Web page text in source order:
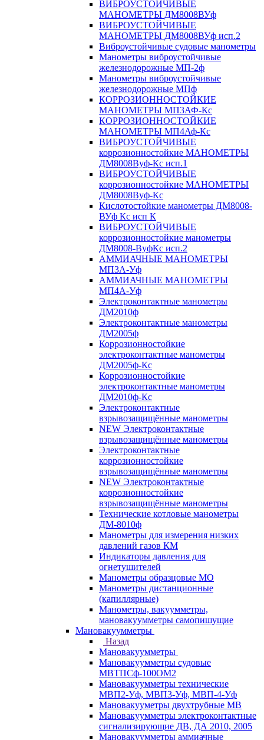
ВИБРОУСТОЙЧИВЫЕ
МАНОМЕТРЫ ДМ8008ВУф
ВИБРОУСТОЙЧИВЫЕ
МАНОМЕТРЫ ДМ8008ВУф исп.2
Виброустойчивые судовые манометры
Манометры виброустойчивые
железнодорожные МП-2ф
Манометры виброустойчивые
железнодорожные МПф
КОРРОЗИОННОСТОЙКИЕ
МАНОМЕТРЫ МП3АФ-Кс
КОРРОЗИОННОСТОЙКИЕ
МАНОМЕТРЫ МП4Аф-Кс
ВИБРОУСТОЙЧИВЫЕ
коррозионностойкие МАНОМЕТРЫ
ДМ8008Вуф-Кс исп.1
ВИБРОУСТОЙЧИВЫЕ
коррозионностойкие МАНОМЕТРЫ
ДМ8008Вуф-Кс
Кислотостойкие манометры ДМ8008-
ВУф Кс исп К
ВИБРОУСТОЙЧИВЫЕ
коррозионностойкие манометры
ДМ8008-ВуфКс исп.2
АММИАЧНЫЕ МАНОМЕТРЫ
МП3А-Уф
АММИАЧНЫЕ МАНОМЕТРЫ
МП4А-Уф
Электроконтактные манометры
ДМ2010ф
Электроконтактные манометры
ДМ2005ф
Коррозионностойкие
электроконтактные манометры
ДМ2005ф-Кс
Коррозионностойкие
электроконтактные манометры
ДМ2010ф-Кс
Электроконтактные
взрывозащищённые манометры
NEW Электроконтактные
взрывозащищённые манометры
Электроконтактные
коррозионностойкие
взрывозащищённые манометры
NEW Электроконтактные
коррозионностойкие
взрывозащищённые манометры
Технические котловые манометры
ДМ-8010ф
Манометры для измерения низких
давлений газов КМ
Индикаторы давления для
огнетушителей
Манометры образцовые МО
Манометры дистанционные
(капиллярные)
Манометры, вакуумметры,
мановакуумметры самопишущие
Мановакуумметры
Назад
Мановакуумметры
Мановакуумметры судовые
МВТПСф-100ОМ2
Мановакуумметры технические
МВП2-Уф, МВП3-Уф, МВП-4-Уф
Мановакууметры двухтрубные МВ
Мановакуумметры электроконтактные
сигнализирующие ДВ, ДА 2010, 2005
Мановакуумметры аммиачные